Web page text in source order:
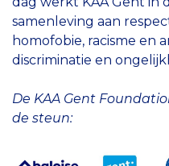
samenleving aan
homofobie, racisme en
discriminatie en
De KAA Gent
de steun: